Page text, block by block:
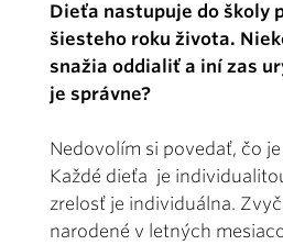
Dieťa nastupuje do školy
šiesteho roku života.
snažia oddialiť a iní zas
je správne?
Nedovolím si povedať, čo
Každé dieťa je
zrelosť je individuálna.
narodené v letných